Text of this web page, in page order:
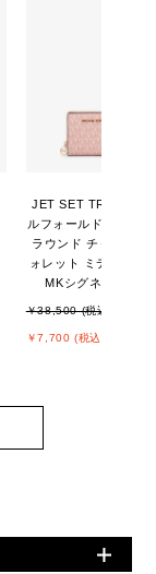
JET SET TRAVEL ビ
ルフォールド ジップ
ラウンド チャーム ウ
ォレット ミディアム -
MKシグネチャー
￥38,500 (税込)
￥7,700 (税込)